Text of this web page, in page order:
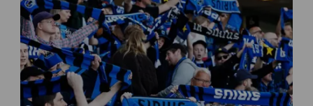
0
0
_
E
J